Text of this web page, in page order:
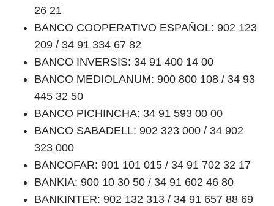
26 21
BANCO COOPERATIVO ESPAÑOL: 902 123
209 / 34 91 334 67 82
BANCO INVERSIS: 34 91 400 14 00
BANCO MEDIOLANUM: 900 800 108 / 34 93
445 32 50
BANCO PICHINCHA: 34 91 593 00 00
BANCO SABADELL: 902 323 000 / 34 902
323 000
BANCOFAR: 901 101 015 / 34 91 702 32 17
BANKIA: 900 10 30 50 / 34 91 602 46 80
BANKINTER: 902 132 313 / 34 91 657 88 69